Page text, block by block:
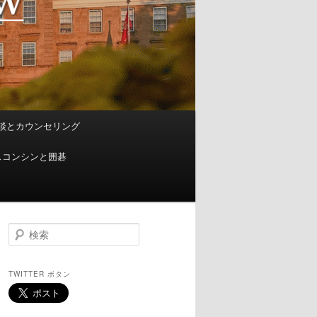
とカウンセリング
ンシンと囲碁
検
索
TWITTER ボタン